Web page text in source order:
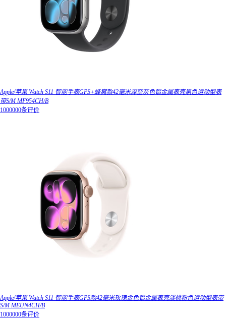
Apple/苹果 Watch S11 智能手表GPS+蜂窝款42毫米深空灰色铝金属表壳黑色运动型表
带S/M MF954CH/B
1000000条评价
Apple/苹果 Watch S11 智能手表GPS款42毫米玫瑰金色铝金属表壳淡桃粉色运动型表带
S/M MEUN4CH/B
1000000条评价